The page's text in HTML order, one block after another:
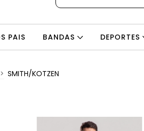
PAIS BANDAS DEPORTES
> SMITH/KOTZEN